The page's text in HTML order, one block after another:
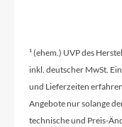
¹ (ehem.) UVP des
inkl. deutscher MwSt.
und Lieferzeiten
Angebote nur solange
technische und Preis-